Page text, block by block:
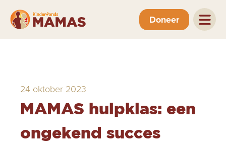
Doneer
24 oktober 2023
MAMAS hulpklas: een
ongekend succes